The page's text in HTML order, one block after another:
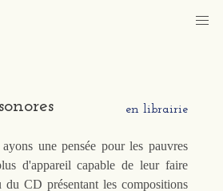
en librairie
une pensée pour les pauvres
d'appareil capable de leur faire
du CD présentant les compositions